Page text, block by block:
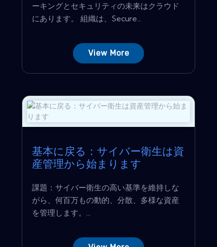
ーキングとセキュリティの未来はクラウド
にあります。 組織は、Secure...
View More
基本に戻る：サイバー衛生は資
産管理から始まります
課題：サイバー衛生の高い基準を維持しな
がら、何百万もの動的、分散、多様な資産
を管理します。...